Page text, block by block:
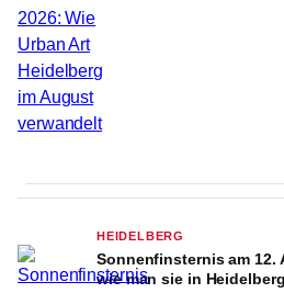
HEIDELBERG
Sonnenfinsternis am 12.
wie man sie in